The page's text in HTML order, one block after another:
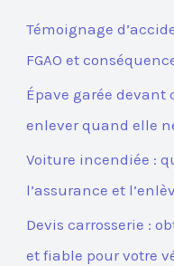
Témoignage
FGAO et
Épave garée devant
enlever quand elle
Voiture incendiée :
l’assurance et
Devis carrosserie :
et fiable pour votre